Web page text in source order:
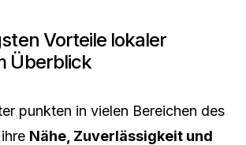
Vorteile lokaler
Überblick
punkten in vielen Bereichen des
Nähe, Zuverlässigkeit und